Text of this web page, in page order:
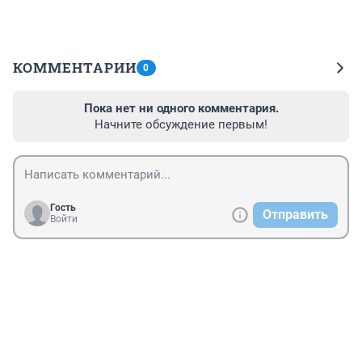
КОММЕНТАРИИ 0
Пока нет ни одного комментария.
Начните обсуждение первым!
Гость
Войти
Отправить